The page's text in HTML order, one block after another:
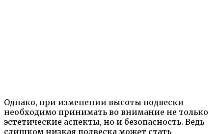
Однако, при изменении высоты подвески
необходимо принимать во внимание не только
эстетические аспекты, но и безопасность. Ведь
слишком низкая подвеска может стать